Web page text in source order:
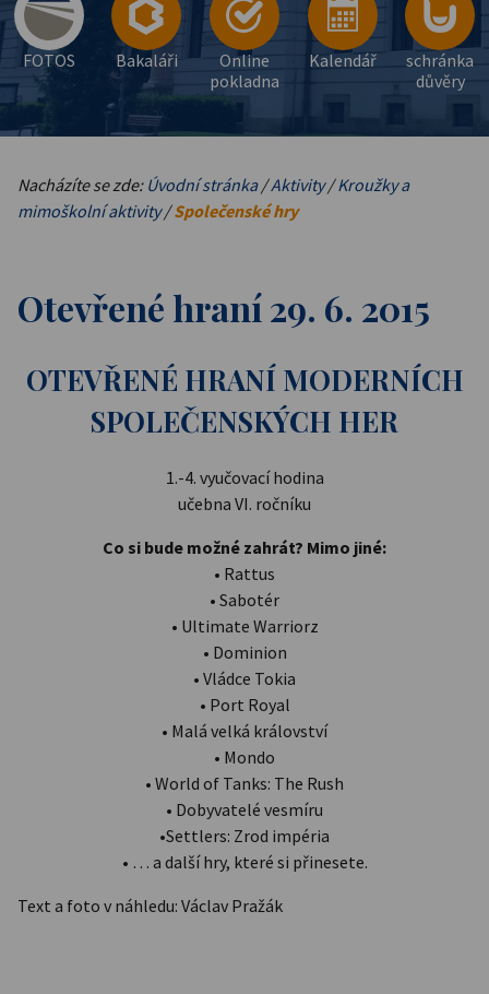
FOTOS Bakaláři
Online
pokladna
Kalendář
schránka
důvěry
Nacházíte se zde: Úvodní stránka/Aktivity/Kroužky a
mimoškolní aktivity/Společenské hry
Otevřené hraní 29. 6. 2015
OTEVŘENÉ HRANÍ MODERNÍCH
SPOLEČENSKÝCH HER
1.-4. vyučovací hodina
učebna VI. ročníku
Co si bude možné zahrát? Mimo jiné:
• Rattus
• Sabotér
• Ultimate Warriorz
• Dominion
• Vládce Tokia
• Port Royal
• Malá velká království
• Mondo
• World of Tanks: The Rush
• Dobyvatelé vesmíru
•Settlers: Zrod impéria
• … a další hry, které si přinesete.
Text a foto v náhledu: Václav Pražák